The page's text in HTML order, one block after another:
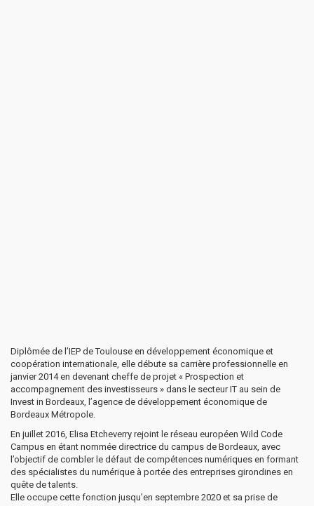
Diplômée de l’IEP de Toulouse en développement économique et
coopération internationale, elle débute sa carrière professionnelle en
janvier 2014 en devenant cheffe de projet « Prospection et
accompagnement des investisseurs » dans le secteur IT au sein de
Invest in Bordeaux, l’agence de développement économique de
Bordeaux Métropole.
En juillet 2016, Elisa Etcheverry rejoint le réseau européen Wild Code
Campus en étant nommée directrice du campus de Bordeaux, avec
l’objectif de combler le défaut de compétences numériques en formant
des spécialistes du numérique à portée des entreprises girondines en
quête de talents.
Elle occupe cette fonction jusqu’en septembre 2020 et sa prise de